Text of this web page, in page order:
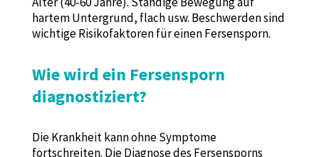
hartem Untergrund, flach usw. Beschwerden sind
wichtige Risikofaktoren für einen Fersensporn.
Wie wird ein Fersensporn
diagnostiziert?
Die Krankheit kann ohne Symptome
fortschreiten. Die Diagnose des Fersensporns